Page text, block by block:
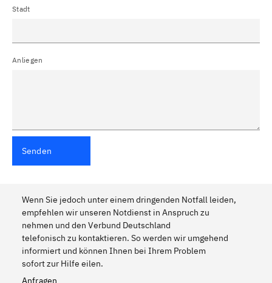
Stadt
Anliegen
Senden
Wenn Sie jedoch unter einem dringenden Notfall leiden,
empfehlen wir unseren Notdienst in Anspruch zu
nehmen und den Verbund Deutschland
telefonisch zu kontaktieren. So werden wir umgehend
informiert und können Ihnen bei Ihrem Problem
sofort zur Hilfe eilen.
Anfragen